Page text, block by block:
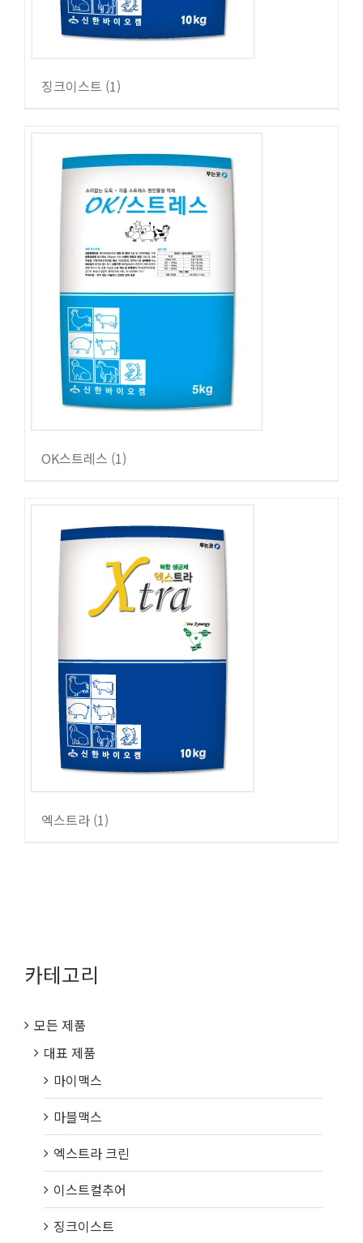
징크이스트 (1)
OK스트레스 (1)
엑스트라 (1)
카테고리
모든 제품
대표 제품
마이맥스
마블맥스
엑스트라 크린
이스트컬추어
징크이스트